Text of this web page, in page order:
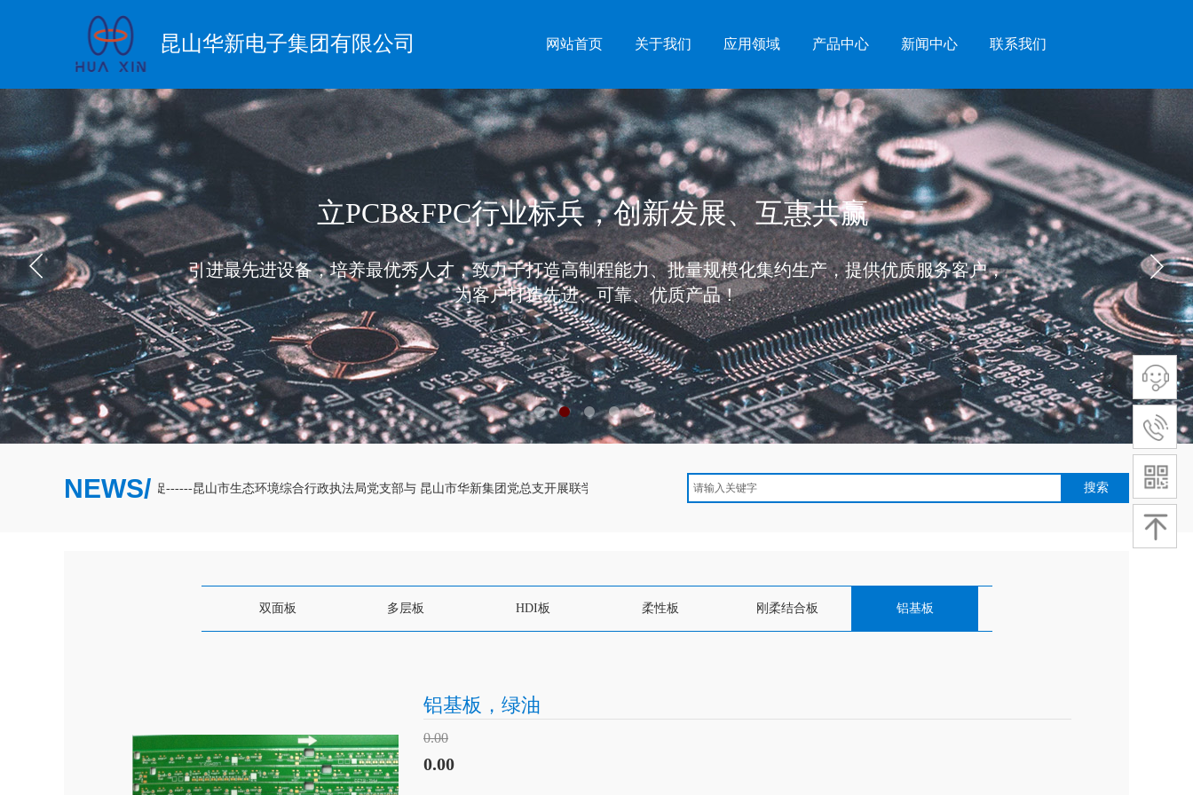
网站首页 关于我们 应用领域 产品中心 新闻中心 联系我们
昆山华新电子集团有限公司
立PCB&FPC行业标兵，创新发展、互惠共赢
引进最先进设备，培养最优秀人才，致力于打造高制程能力、批量规模化集约生产，提供优质服务客户，
为客户打造先进、可靠、优质产品！
搜索
NEWS/
联学共建、互融互促------昆山市生态环境综合行政执法局党支部与 昆山市华新集团党总支开展联学共建活动 全市工会组织建设和基层工会工作会议在华新集团召开 2021年7月30日昆山电子电路行
铝基板，绿油
0.00
0.00
双面板 多层板 HDI板 柔性板 刚柔结合板 铝基板